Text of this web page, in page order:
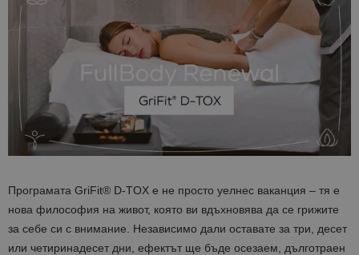
Програмата GriFit® D-TOX е не просто уелнес ваканция – тя е
нова философия на живот, която ви вдъхновява да се грижите
за себе си с внимание. Независимо дали оставате за три, десет
или четиринадесет дни, ефектът ще бъде осезаем, дълготраен